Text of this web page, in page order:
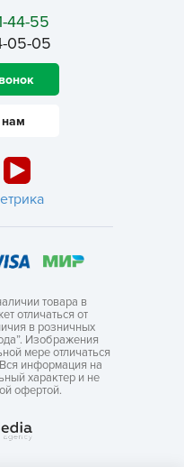
44-55
05-05
нам
товара в
отличаться от
в розничных
Изображения
мере отличаться
информация на
характер и не
офертой.